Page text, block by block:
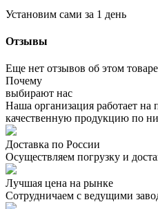
Установим сами за 1 день
Отзывы
Еще нет отзывов об этом
Почему
выбирают нас
Наша организация работает
качественную продукцию по
Доставка по России
Осуществляем погрузку и
Лучшая цена на рынке
Сотрудничаем с ведущими